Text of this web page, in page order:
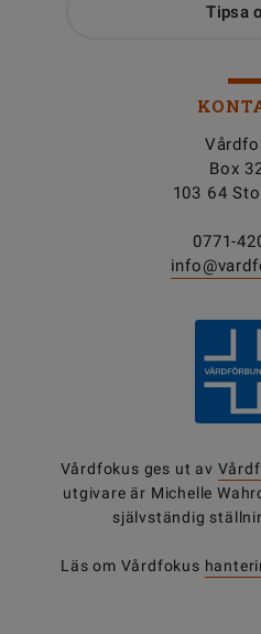
Tipsa
Box
103 64
0771-
Vårdfokus ges ut av
utgivare är Michelle
självständig
Läs om Vårdfokus